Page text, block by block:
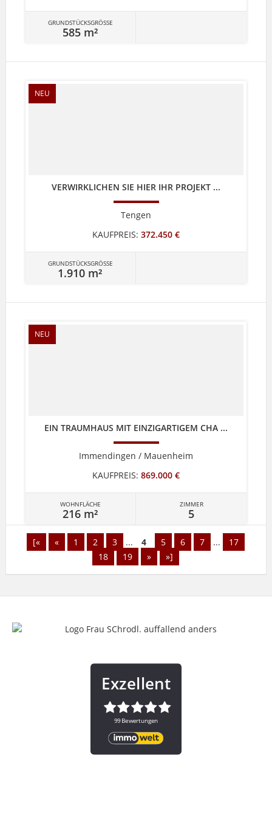
GRUNDSTÜCKSGRÖSSE
585 m²
NEU
VERWIRKLICHEN SIE HIER IHR PROJEKT ...
Tengen
KAUFPREIS: 372.450 €
GRUNDSTÜCKSGRÖSSE
1.910 m²
NEU
EIN TRAUMHAUS MIT EINZIGARTIGEM CHA ...
Immendingen / Mauenheim
KAUFPREIS: 869.000 €
WOHNFLÄCHE
216 m²
ZIMMER
5
[« « 1 2 3 ... 4 5 6 7 ...
17
18
19 » »]